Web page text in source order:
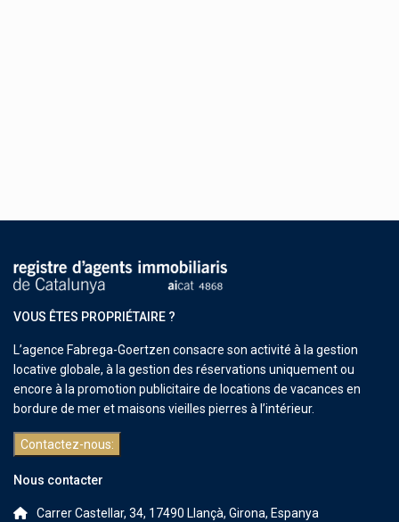
VOUS ÊTES PROPRIÉTAIRE ?
L’agence Fabrega-Goertzen consacre son activité à la gestion
locative globale, à la gestion des réservations uniquement ou
encore à la promotion publicitaire de locations de vacances en
bordure de mer et maisons vieilles pierres à l’intérieur.
Contactez-nous:
Nous contacter
Carrer Castellar, 34, 17490 Llançà, Girona, Espanya